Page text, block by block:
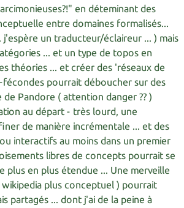
en déteminant des
entre domaines formalisés...
un traducteur/éclaireur ... ) mais
... et un type de topos en
théories ... et créer des 'réseaux de
pourrait déboucher sur des
Pandore ( attention danger ?? )
au départ - très lourd, une
de manière incrémentale ... et des
interactifs au moins dans un premier
libres de concepts pourrait se
plus en plus étendue ... Une merveille
plus conceptuel ) pourrait
partagés ... dont j'ai de la peine à